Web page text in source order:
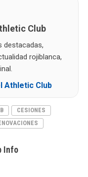
Club
destacadas,
rojiblanca,
Athletic Club
CESIONES
Info